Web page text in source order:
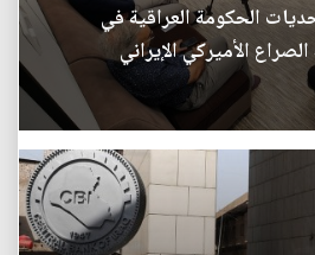
الحكومة العراقية في
الأميركي الإيراني